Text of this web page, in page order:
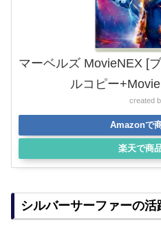
マーベルズ MovieNEX [
ルコピー
created
Amazonで
楽天で商
シルバーサーファーの活